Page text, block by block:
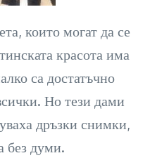
които могат да се
красота има
са достатъчно
Но тези дами
дръзки снимки,
без думи.